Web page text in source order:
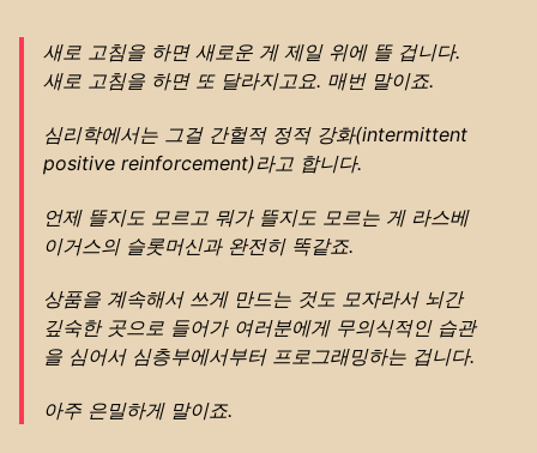
새로 고침을 하면 새로운 게 제일 위에 뜰 겁니다.
새로 고침을 하면 또 달라지고요. 매번 말이죠.
심리학에서는 그걸 간헐적 정적 강화(intermittent
positive reinforcement)라고 합니다.
언제 뜰지도 모르고 뭐가 뜰지도 모르는 게 라스베
이거스의 슬롯머신과 완전히 똑같죠.
상품을 계속해서 쓰게 만드는 것도 모자라서 뇌간
깊숙한 곳으로 들어가 여러분에게 무의식적인 습관
을 심어서 심층부에서부터 프로그래밍하는 겁니다.
아주 은밀하게 말이죠.